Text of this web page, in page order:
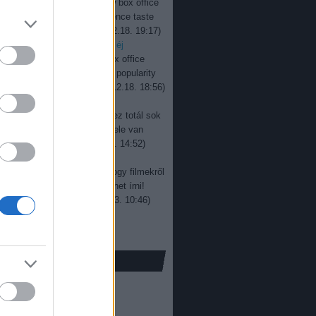
Interesting to see how box office
change over time. Audience taste
keeps evolving, ...
2025.12.18. 19:17)
box office: százegymillió éj
Good read overall. Box office
don’t always reflect real popularity
2025.12.18. 18:56)
box office: sötét út
Rengeteg kritika van itt, ez totál sok
Gratulálunk! Egy jó film tele van
jobb képek...
2024.05.13. 14:52)
bemutatónaptár 2019
Nem gondoltam volna, hogy filmekről
sokat és ennyi érdekeset lehet írni!
a cikket!...
2023.07.03. 10:46)
office: új élmény
(16)
100)